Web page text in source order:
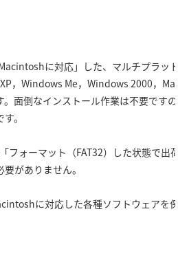
に対応」した、マルチプラット
，Windows Me，Windows 2000，Mac
。面倒なインストール作業は不要ですの
。
フォーマット（FAT32）した状態で出荷
がありません。
に対応した各種ソフトウェアを保